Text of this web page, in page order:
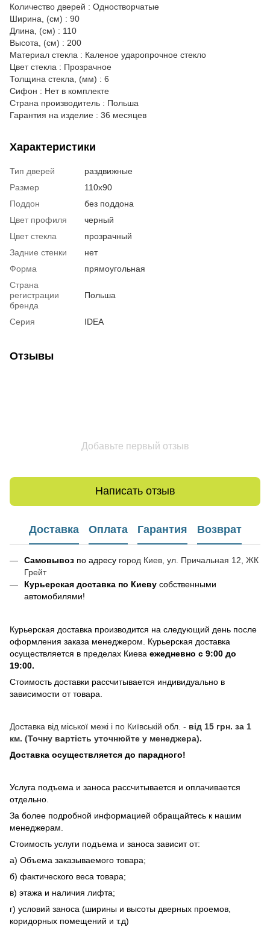
Количество дверей : Одностворчатые
Ширина, (см) : 90
Длина, (см) : 110
Высота, (см) : 200
Материал стекла : Каленое ударопрочное стекло
Цвет стекла : Прозрачное
Толщина стекла, (мм) : 6
Сифон : Нет в комплекте
Страна производитель : Польша
Гарантия на изделие : 36 месяцев
Характеристики
Тип дверей
раздвижные
Размер
110x90
Поддон
без поддона
Цвет профиля
черный
Цвет стекла
прозрачный
Задние стенки
нет
Форма
прямоугольная
Страна
регистрации
бренда
Польша
Серия IDEA
Отзывы
Добавьте первый отзыв
Написать отзыв
Доставка Оплата Гарантия Возврат
Самовывоз по адресу город Киев, ул. Причальная 12, ЖК
Грейт
Курьерская доставка по Киеву собственными
автомобилями!
Курьерская доставка производится на следующий день после
оформления заказа менеджером. Курьерская доставка
осуществляется в пределах Киева ежедневно с 9:00 до
19:00.
Стоимость доставки рассчитывается индивидуально в
зависимости от товара.
Доставка від міської межі і по Київській обл. - від 15 грн. за 1
км. (Точну вартість уточнюйте у менеджера).
Доставка осуществляется до парадного!
Услуга подъема и заноса рассчитывается и оплачивается
отдельно.
За более подробной информацией обращайтесь к нашим
менеджерам.
Стоимость услуги подъема и заноса зависит от:
а) Объема заказываемого товара;
б) фактического веса товара;
в) этажа и наличия лифта;
г) условий заноса (ширины и высоты дверных проемов,
коридорных помещений и т.д)